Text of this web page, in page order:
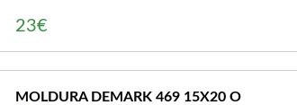
23€
MOLDURA DEMARK 469 15X20 O